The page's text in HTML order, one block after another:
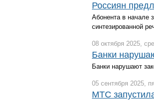
Россиян
Абонента в начале
синтезированной
08 октября 2025,
Банки
Банки нарушают
05 сентября 2025,
МТС